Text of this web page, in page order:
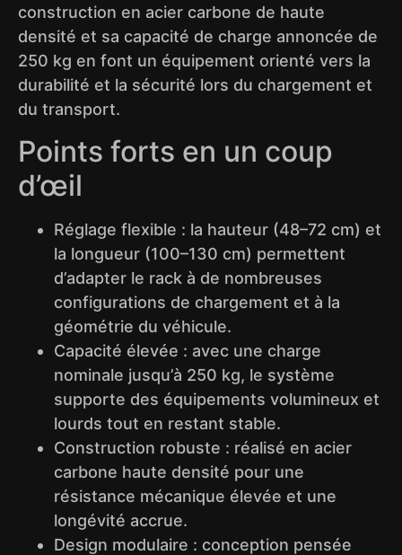
construction en acier carbone de haute
densité et sa capacité de charge annoncée de
250 kg en font un équipement orienté vers la
durabilité et la sécurité lors du chargement et
du transport.
Points forts en un coup
d’œil
Réglage flexible : la hauteur (48–72 cm) et
la longueur (100–130 cm) permettent
d’adapter le rack à de nombreuses
configurations de chargement et à la
géométrie du véhicule.
Capacité élevée : avec une charge
nominale jusqu’à 250 kg, le système
supporte des équipements volumineux et
lourds tout en restant stable.
Construction robuste : réalisé en acier
carbone haute densité pour une
résistance mécanique élevée et une
longévité accrue.
Design modulaire : conception pensée